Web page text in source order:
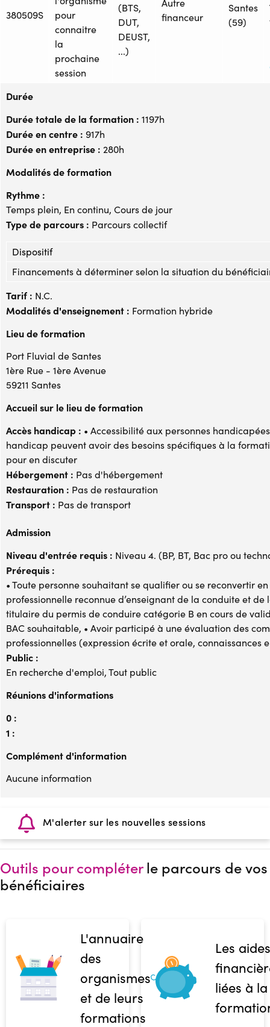
380509S
pour
connaitre
la
prochaine
session
(BTS,
DUT,
DEUST,
...)
Autre
financeur
Santes
(59)
Durée
Durée totale de la formation : 1197h
Durée en centre : 917h
Durée en entreprise : 280h
Modalités de formation
Rythme :
Temps plein, En continu, Cours de jour
Type de parcours : Parcours collectif
Dispositif
Financements à déterminer selon la situation du
Tarif : N.C.
Modalités d'enseignement : Formation hybride
Lieu de formation
Port Fluvial de Santes
1ère Rue - 1ère Avenue
59211 Santes
Accueil sur le lieu de formation
Accès handicap : • Accessibilité aux personnes
handicap peuvent avoir des besoins spécifiques à la
pour en discuter
Hébergement : Pas d'hébergement
Restauration : Pas de restauration
Transport : Pas de transport
Admission
Niveau d'entrée requis : Niveau 4. (BP, BT, Bac pro ou
Prérequis :
• Toute personne souhaitant se qualifier ou se reconvertir
professionnelle reconnue d’enseignant de la conduite et de
titulaire du permis de conduire catégorie B en cours de
BAC souhaitable, • Avoir participé à une évaluation des
professionnelles (expression écrite et orale,
Public :
En recherche d'emploi, Tout public
Réunions d'informations
0 :
1 :
Complément d'information
Aucune information
M'alerter sur les nouvelles sessions
Outils pour compléterle parcours de vos
bénéficiaires
L'annuaire
des
organismes
et de leurs
formations
Les aides
liées à la